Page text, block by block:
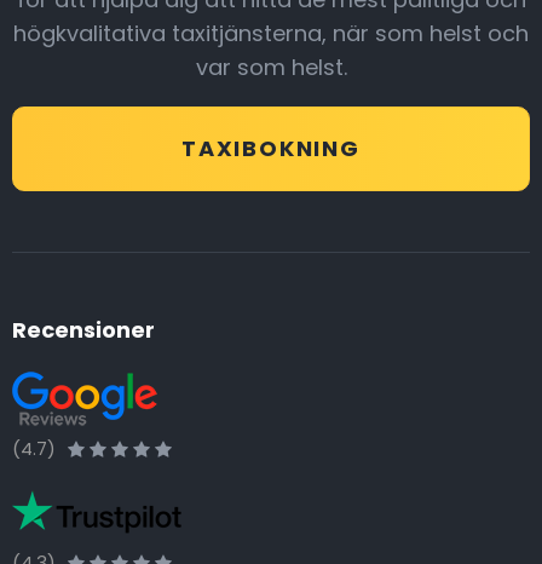
högkvalitativa taxitjänsterna, när som helst och
var som helst.
TAXIBOKNING
Recensioner
(4.7)